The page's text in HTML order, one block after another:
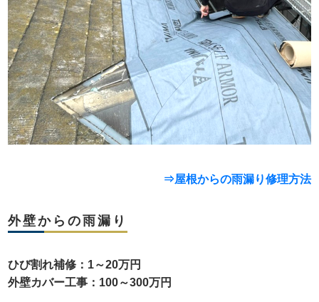
⇒屋根からの雨漏り修理方法
外壁からの雨漏り
ひび割れ補修：1～20万円
外壁カバー工事：100～300万円